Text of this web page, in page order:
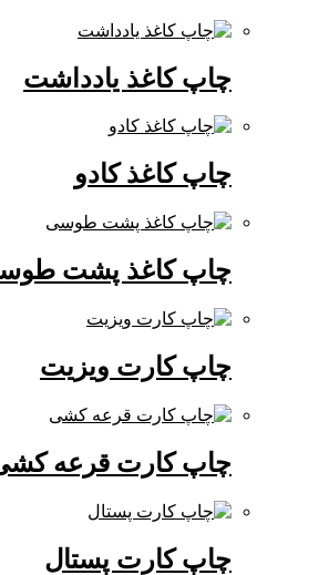
چاپ کاغذ یادداشت
چاپ کاغذ کادو
چاپ کاغذ پشت طوسی
چاپ کارت ویزیت
چاپ کارت قرعه کشی
چاپ کارت پستال